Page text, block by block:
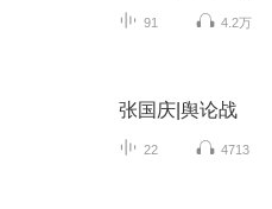
91 4.2万
张国庆|舆论战
22 4713